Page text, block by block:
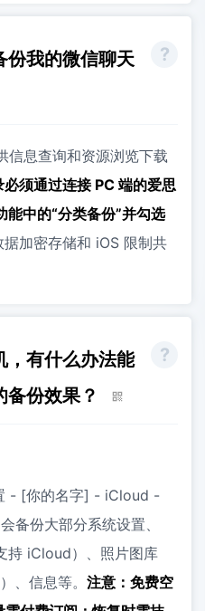
份我的微信聊天
信息查询和资源浏览下载
须通过连接 PC 端的爱思
能中的“分类备份”并勾选
据加密存储和 iOS 限制共
，有什么办法能
备份效果？
- [你的名字] - iCloud -
备份大部分系统设置、
持 iCloud）、照片图库
、信息等。 注意：免费空